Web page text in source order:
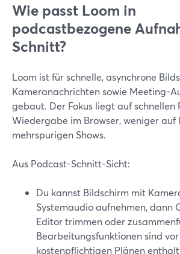
Wie passt Loom in
podcastbezogene
Schnitt?
Loom ist für schnelle, asynchrone
Kameranachrichten sowie Meeting-
gebaut. Der Fokus liegt auf schnellen
Wiedergabe im Browser, weniger auf
mehrspurigen Shows.
Aus Podcast-Schnitt-Sicht:
Du kannst Bildschirm mit
Systemaudio aufnehmen, dann
Editor trimmen oder
Bearbeitungsfunktionen sind
kostenpflichtigen Plänen